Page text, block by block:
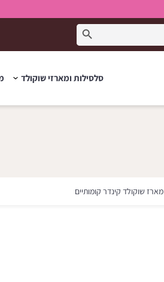
סלסילות ומארזי שוקולד
מארז שוקולד קינדר קומותיים